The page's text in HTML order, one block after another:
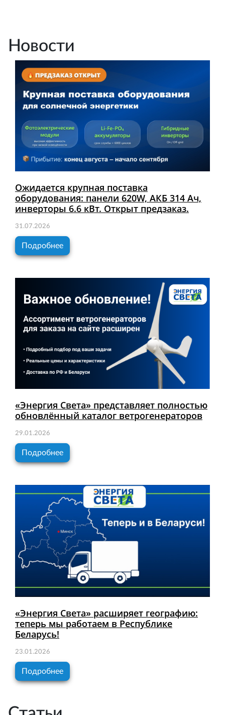
Новости
Ожидается крупная поставка
оборудования: панели 620W, АКБ 314 Ач,
инверторы 6.6 кВт. Открыт предзаказ.
31.07.2026
Подробнее
«Энергия Света» представляет полностью
обновлённый каталог ветрогенераторов
29.01.2026
Подробнее
«Энергия Света» расширяет географию:
теперь мы работаем в Республике
Беларусь!
23.01.2026
Подробнее